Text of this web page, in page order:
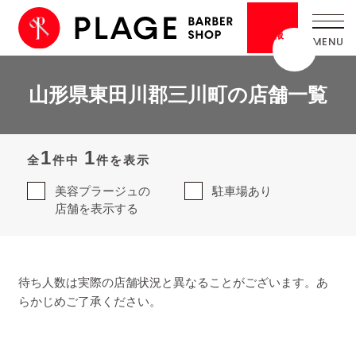
情報
山形県東田川郡三川町の店舗一覧
全1件中 1件を表示
美容プラージュの
店舗を表示する
駐車場あり
待ち人数は実際の店舗状況と異なることがございます。あ
らかじめご了承ください。